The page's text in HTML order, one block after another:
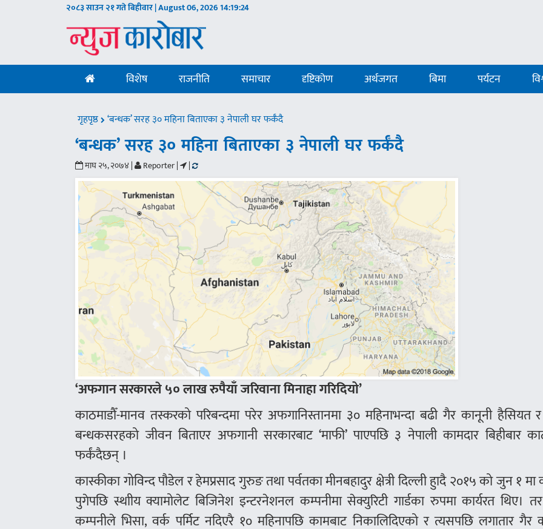
२०८३ साउन २१ गते बिहीवार | August 06, 202614:19:24
विशेष राजनीति समाचार दृष्टिकोण अर्थजगत बिमा पर्यटन
गृहपृष्ठ ‘बन्धक’ सरह ३० महिना बिताएका ३ नेपाली घर फर्कँदै
‘बन्धक’ सरह ३० महिना बिताएका ३ नेपाली घर फर्कँदै
माघ २५, २०७४ | Reporter | |
‘अफगान सरकारले ५० लाख रुपैयाँ जरिवाना मिनाहा गरिदियो’
काठमाडौँ-मानव तस्करको परिबन्दमा परेर अफगानिस्तानमा ३० महिनाभन्दा बढी गैर कानूनी हैसियत
बन्धकसरहको जीवन बिताएर अफगानी सरकारबाट ‘माफी’ पाएपछि ३ नेपाली कामदार बिहीबार
फर्कंदैछन् ।
कास्कीका गोविन्द पौडेल र हेमप्रसाद गुरुङ तथा पर्वतका मीनबहादुर क्षेत्री दिल्ली हुादै २०१५ को जुन १
पुगेपछि स्थाीय क्यामोलेट बिजिनेश इन्टरनेशनल कम्पनीमा सेक्युरिटी गार्डका रुपमा कार्यरत थिए।
कम्पनीले भिसा, वर्क पर्मिट नदिएरै १० महिनापछि कामबाट निकालिदिएको र त्यसपछि लगातार गैर